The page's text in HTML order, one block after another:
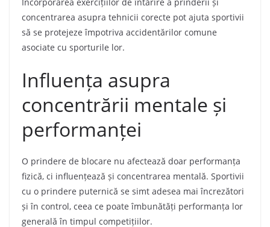
concentrarea asupra tehnicii corecte pot ajuta sportivii
să se protejeze împotriva accidentărilor comune
asociate cu sporturile lor.
Influența asupra
concentrării mentale și
performanței
O prindere de blocare nu afectează doar performanța
fizică, ci influențează și concentrarea mentală. Sportivii
cu o prindere puternică se simt adesea mai încrezători
și în control, ceea ce poate îmbunătăți performanța lor
generală în timpul competițiilor.